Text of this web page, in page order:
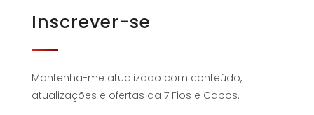
Inscrever-se
Mantenha-me atualizado com conteúdo,
atualizações e ofertas da 7 Fios e Cabos.